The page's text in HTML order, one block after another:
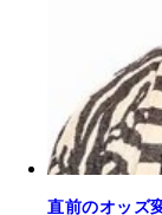
直前のオッズ